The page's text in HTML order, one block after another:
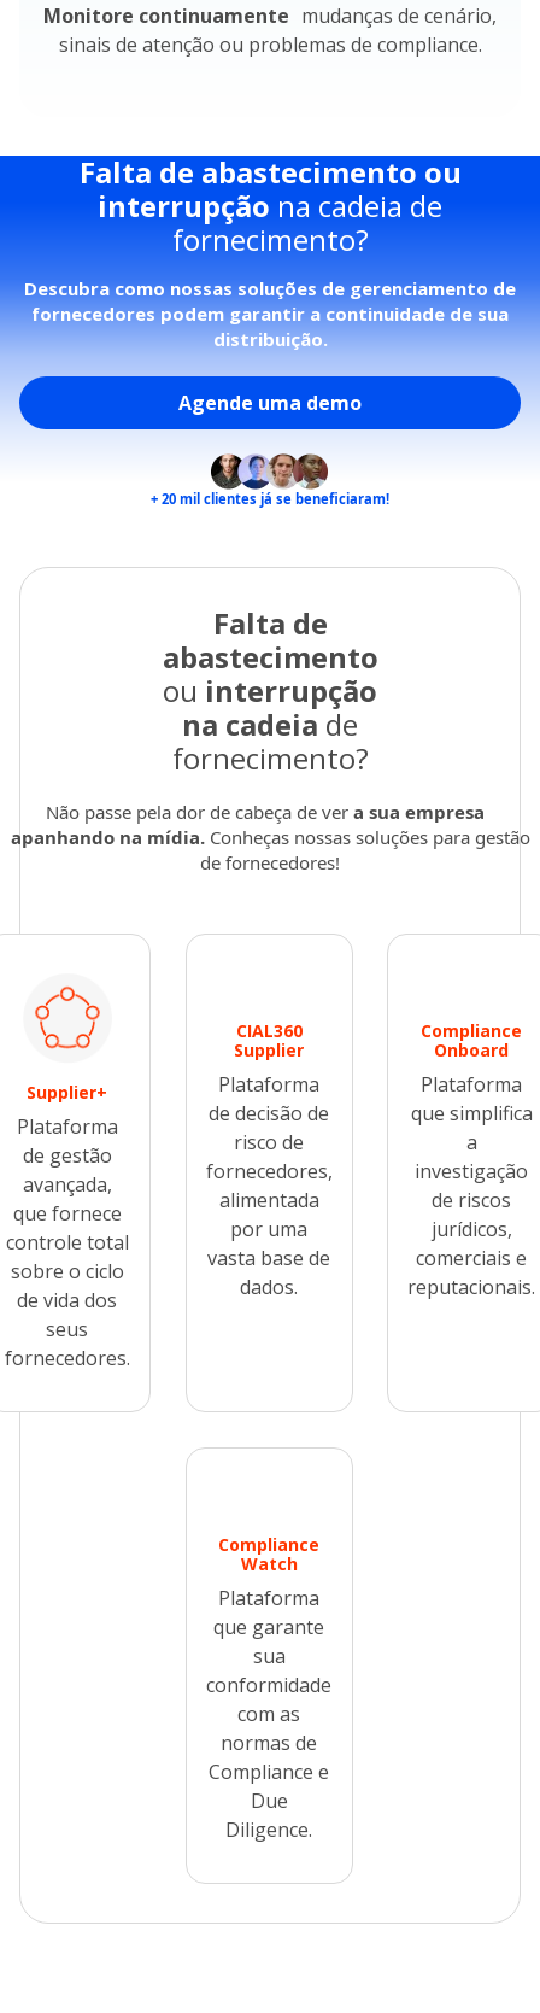
Monitore continuamente mudanças de cenário,
sinais de atenção ou problemas de compliance.
Falta de abastecimento ou
interrupção na cadeia de
fornecimento?
Descubra como nossas soluções de gerenciamento de
fornecedores podem garantir a continuidade de sua
distribuição.
Agende uma demo
+ 20 mil clientes já se beneficiaram!
Falta de
abastecimento
ou interrupção
na cadeia de
fornecimento?
Não passe pela dor de cabeça de ver a sua empresa
apanhando na mídia.Conheças nossas soluções para gestão
de fornecedores!
Supplier+
Plataforma
de gestão
avançada,
que fornece
controle total
sobre o ciclo
de vida dos
seus
fornecedores.
CIAL360
Supplier
Plataforma
de decisão de
risco de
fornecedores,
alimentada
por uma
vasta base de
dados.
Compliance
Onboard
Plataforma
que simplifica
a
investigação
de riscos
jurídicos,
comerciais e
reputacionais.
Compliance
Watch
Plataforma
que garante
sua
conformidade
com as
normas de
Compliance e
Due
Diligence.